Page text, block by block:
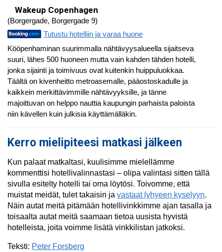
Wakeup Copenhagen
(Borgergade, Borgergade 9)
Tutustu hotelliin ja varaa huone
Kööpenhaminan suurimmalla nähtävyysalueella sijaitseva
suuri, lähes 500 huoneen mutta vain kahden tähden hotelli,
jonka sijainti ja toimivuus ovat kuitenkin huippuluokkaa.
Täältä on kivenheitto metroasemalle, pääostoskadulle ja
kaikkein merkittävimmille nähtävyyksille, ja tänne
majoittuvan on helppo nauttia kaupungin parhaista paloista
niin kävellen kuin julkisia käyttämälläkin.
Kerro mielipiteesi matkasi jälkeen
Kun palaat matkaltasi, kuulisimme mielellämme
kommenttisi hotellivalinnastasi – olipa valintasi sitten tällä
sivulla esitelty hotelli tai oma löytösi. Toivomme, että
muistat meidät, tulet takaisin ja vastaat lyhyeen kyselyyn.
Näin autat meitä pitämään hotellivinkkimme ajan tasalla ja
toisaalta autat meitä saamaan tietoa uusista hyvistä
hotelleista, joita voimme lisätä vinkkilistan jatkoksi.
Teksti: Peter Forsberg